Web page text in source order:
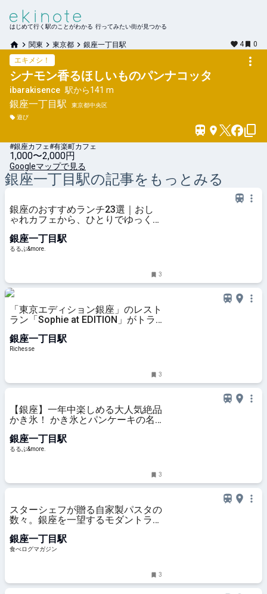
はじめて行く駅のことがわかる 行ってみたい街が見つかる
関東 東京都 銀座一丁目駅 4
0
エキメシ！
シナモン香るほしいものパンナコッタ
ibarakisence 駅から141 m
銀座一丁目駅
東京都中央区
遊び
#銀座カフェ#有楽町カフェ
1,000〜2,000円
Googleマップで見る
銀座一丁目駅の記事をもっとみる
銀座のおすすめランチ23選｜おし
ゃれカフェから、ひとりでゆっくり
食・和食まで！｜るるぶ&more.
銀座一丁目駅
るるぶ&more.
3
「東京エディション銀座」のレスト
ラン「Sophie at EDITION」がトラ
銀座一丁目駅
Richesse
3
【銀座】一年中楽しめる大人気絶品
かき氷！ かき氷とパンケーキの名
&more.
銀座一丁目駅
るるぶ&more.
3
スターシェフが贈る自家製パスタの
数々。銀座を一望するモダントラッ
ガジン
銀座一丁目駅
食べログマガジン
3